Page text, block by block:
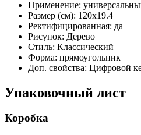
Применение:
Размер (см): 120x19.4
Ректифицированная: да
Рисунок: Дерево
Стиль: Классический
Форма: прямоугольник
Доп. свойства: Цифровой
Упаковочный лист
Коробка